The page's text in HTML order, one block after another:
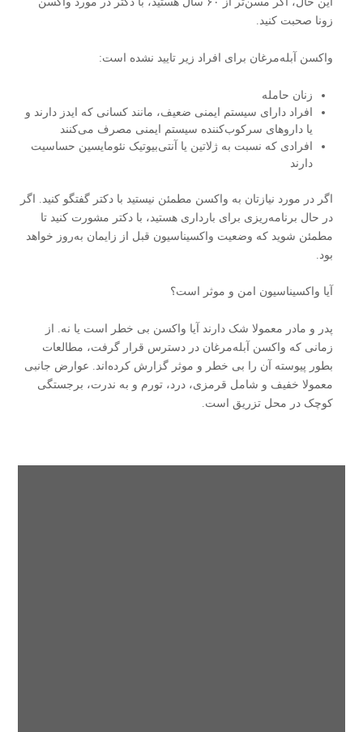
زونا صحبت کنید.
واکسن آبله‌مرغان برای افراد زیر تایید نشده است:
زنان حامله
افراد دارای سیستم ایمنی ضعیف، مانند کسانی که ایدز دارند و
یا داروهای سرکوب‌کننده سیستم ایمنی مصرف می‌کنند
افرادی که نسبت به ژلاتین یا آنتی‌بیوتیک نئومایسین حساسیت
دارند
اگر در مورد نیازتان به واکسن مطمئن نیستید با دکتر گفتگو کنید. اگر
در حال برنامه‌ریزی برای بارداری هستید، با دکتر مشورت کنید تا
مطمئن شوید که وضعیت واکسیناسیون قبل از زایمان به‌روز خواهد
بود.
آیا واکسیناسیون امن و موثر است؟
پدر و مادر معمولا شک دارند آیا واکسن بی خطر است یا نه. از
زمانی که واکسن آبله‌مرغان در دسترس قرار گرفت، مطالعات
بطور پیوسته آن را بی خطر و موثر گزارش کرده‌اند. عوارض جانبی
معمولا خفیف و شامل قرمزی، درد، تورم و به ندرت، برجستگی
کوچک در محل تزریق است.